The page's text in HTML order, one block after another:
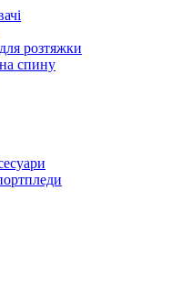
розтяжки
спину